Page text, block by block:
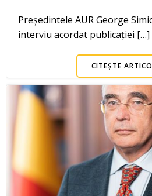
Președintele AUR George
interviu acordat publicației […]
CITEȘTE